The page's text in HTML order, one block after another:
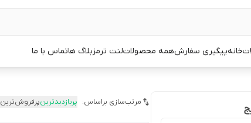
خانهپیگیری سفارشهمه محصولاتلنت ترمزبلاگ هاتماس با ما
مرتب‌سازی براساس: پربازدیدترینپرفروش‌ترین